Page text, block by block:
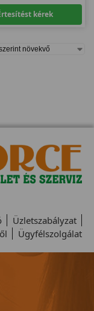
kérek
Üzletszabályzat
Ügyfélszolgálat